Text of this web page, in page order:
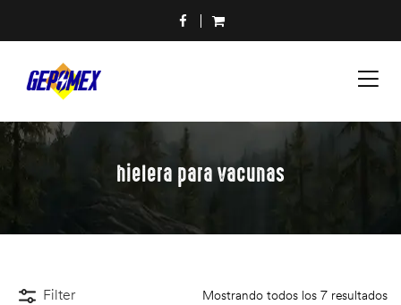
hielera para vacunas
Filter Mostrando todos los 7 resultados